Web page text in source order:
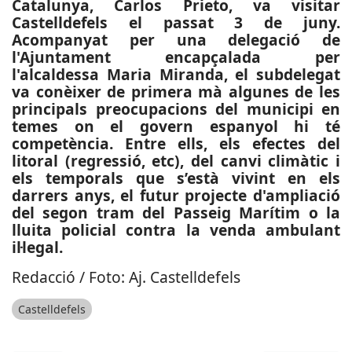
Catalunya, Carlos Prieto, va visitar
Castelldefels el passat 3 de juny.
Acompanyat per una delegació de
l'Ajuntament encapçalada per
l'alcaldessa Maria Miranda, el subdelegat
va conèixer de primera mà algunes de les
principals preocupacions del municipi en
temes on el govern espanyol hi té
competència. Entre ells, els efectes del
litoral (regressió, etc), del canvi climàtic i
els temporals que s’està vivint en els
darrers anys, el futur projecte d'ampliació
del segon tram del Passeig Marítim o la
lluita policial contra la venda ambulant
il·legal.
Redacció / Foto: Aj. Castelldefels
Castelldefels